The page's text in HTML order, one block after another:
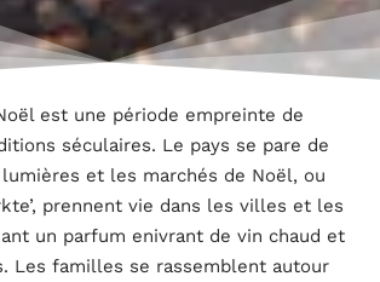
est une période empreinte de
séculaires. Le pays se pare de
et les marchés de Noël, ou
prennent vie dans les villes et les
un parfum enivrant de vin chaud et
Les familles se rassemblent autour